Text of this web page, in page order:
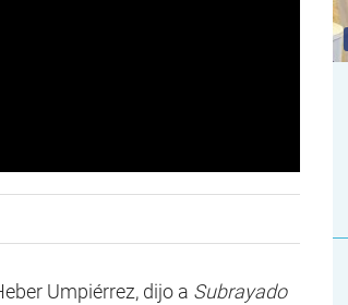
Umpiérrez, dijo a Subrayado